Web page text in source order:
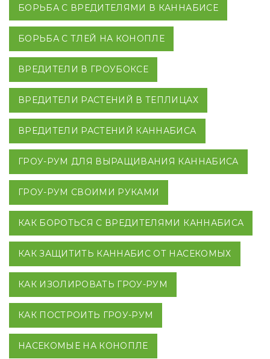
БОРЬБА С ВРЕДИТЕЛЯМИ В КАННАБИСЕ
БОРЬБА С ТЛЕЙ НА КОНОПЛЕ
ВРЕДИТЕЛИ В ГРОУБОКСЕ
ВРЕДИТЕЛИ РАСТЕНИЙ В ТЕПЛИЦАХ
ВРЕДИТЕЛИ РАСТЕНИЙ КАННАБИСА
ГРОУ-РУМ ДЛЯ ВЫРАЩИВАНИЯ КАННАБИСА
ГРОУ-РУМ СВОИМИ РУКАМИ
КАК БОРОТЬСЯ С ВРЕДИТЕЛЯМИ КАННАБИСА
КАК ЗАЩИТИТЬ КАННАБИС ОТ НАСЕКОМЫХ
КАК ИЗОЛИРОВАТЬ ГРОУ-РУМ
КАК ПОСТРОИТЬ ГРОУ-РУМ
НАСЕКОМЫЕ НА КОНОПЛЕ